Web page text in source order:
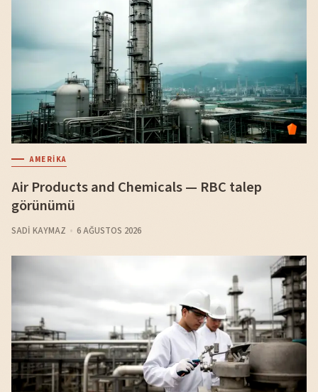
AMERIKA
Air Products and Chemicals — RBC talep
görünümü
SADI KAYMAZ 6 AĞUSTOS 2026